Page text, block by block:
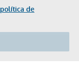
política de